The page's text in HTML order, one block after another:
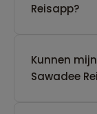
Reisapp?
Kunnen
Sawadee